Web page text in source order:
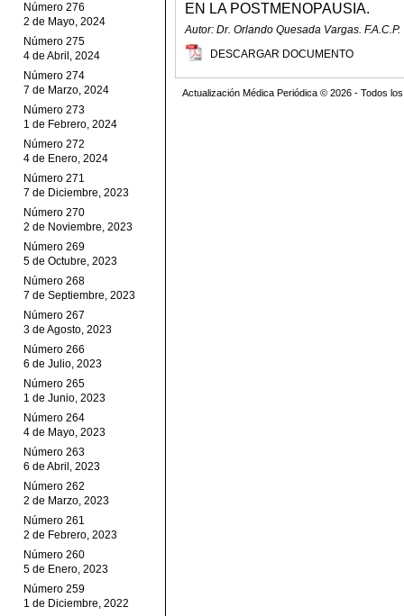
Número 276
2 de Mayo, 2024
Número 275
4 de Abril, 2024
Número 274
7 de Marzo, 2024
Número 273
1 de Febrero, 2024
Número 272
4 de Enero, 2024
Número 271
7 de Diciembre, 2023
Número 270
2 de Noviembre, 2023
Número 269
5 de Octubre, 2023
Número 268
7 de Septiembre, 2023
Número 267
3 de Agosto, 2023
Número 266
6 de Julio, 2023
Número 265
1 de Junio, 2023
Número 264
4 de Mayo, 2023
Número 263
6 de Abril, 2023
Número 262
2 de Marzo, 2023
Número 261
2 de Febrero, 2023
Número 260
5 de Enero, 2023
Número 259
1 de Diciembre, 2022
EN LA POSTMENOPAUSIA.
Autor: Dr. Orlando Quesada Vargas. F.A.C.P.
DESCARGAR DOCUMENTO
Actualización Médica Periódica © 2026 - Todos